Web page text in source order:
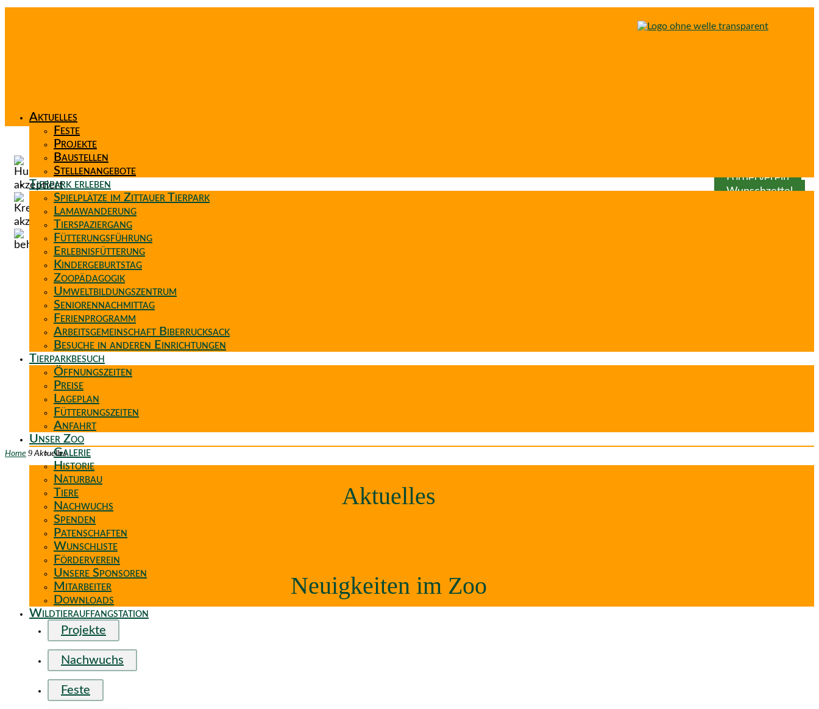
Aktuelles
Feste
Projekte
Baustellen
Stellenangebote
Tierpark erleben
Spielplätze im Zittauer Tierpark
Lamawanderung
Tierspaziergang
Fütterungsführung
Erlebnisfütterung
Kindergeburtstag
Zoopädagogik
Umweltbildungszentrum
Seniorennachmittag
Ferienprogramm
Arbeitsgemeinschaft Biberrucksack
Besuche in anderen Einrichtungen
Tierparkbesuch
Öffnungszeiten
Preise
Lageplan
Fütterungszeiten
Anfahrt
Unser Zoo
Galerie
Historie
Naturbau
Tiere
Nachwuchs
Spenden
Patenschaften
Wunschliste
Förderverein
Unsere Sponsoren
Mitarbeiter
Downloads
Wildtierauffangstation
Förderverein
Wunschzettel
Home 9 Aktuelles
Aktuelles
Neuigkeiten im Zoo
Projekte
Nachwuchs
Feste